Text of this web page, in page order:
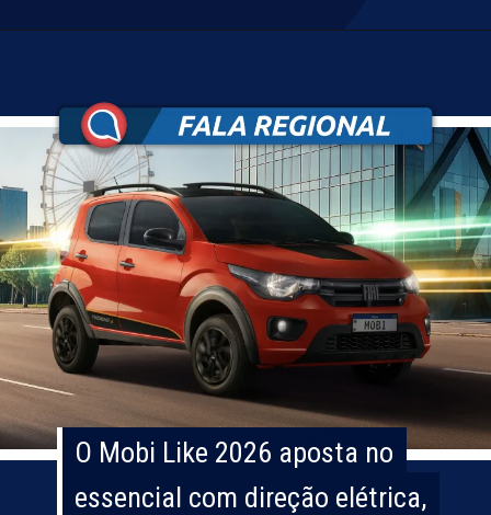
O Mobi Like 2026 aposta no
essencial com direção elétrica,
O Mobi Like 2026 aposta no
essencial com direção elétrica,